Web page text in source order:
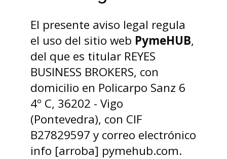
El presente aviso legal regula
el uso del sitio web PymeHUB,
del que es titular REYES
BUSINESS BROKERS, con
domicilio en Policarpo Sanz 6
4º C, 36202 - Vigo
(Pontevedra), con CIF
B27829597 y correo electrónico
info [arroba] pymehub.com.